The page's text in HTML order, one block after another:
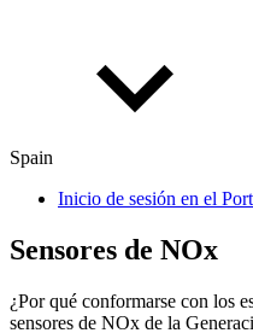
Spain
Inicio de sesión en el
Sen­so­res de NOx
¿Por qué conformarse con los
sensores de NOx de la